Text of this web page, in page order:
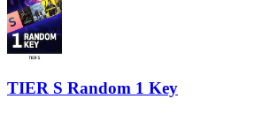
TIER S Random 1 Key